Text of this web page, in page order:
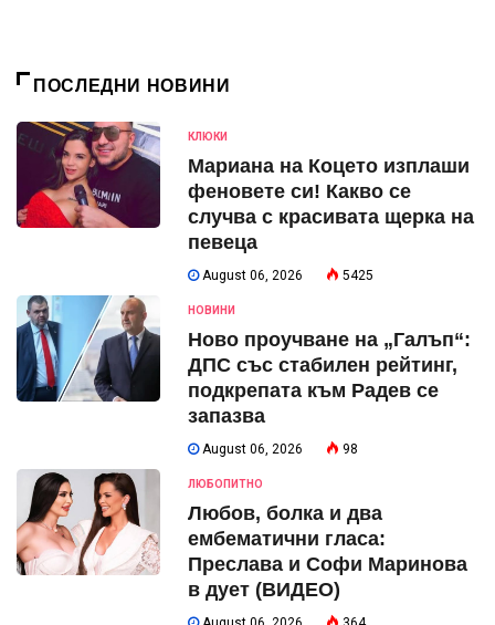
ПОСЛЕДНИ НОВИНИ
КЛЮКИ
Мариана на Коцето изплаши
феновете си! Какво се
случва с красивата щерка на
певеца
August 06, 2026 5425
НОВИНИ
Ново проучване на „Галъп“:
ДПС със стабилен рейтинг,
подкрепата към Радев се
запазва
August 06, 2026 98
ЛЮБОПИТНО
Любов, болка и два
ембематични гласа:
Преслава и Софи Маринова
в дует (ВИДЕО)